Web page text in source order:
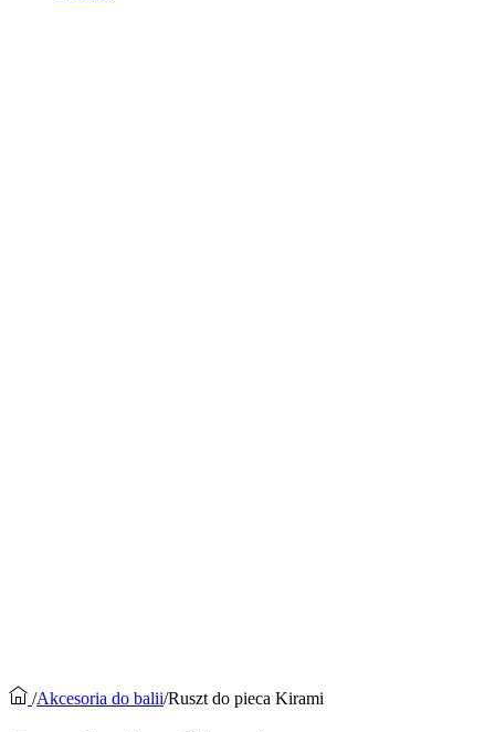
/Akcesoria do balii/Ruszt do pieca Kirami